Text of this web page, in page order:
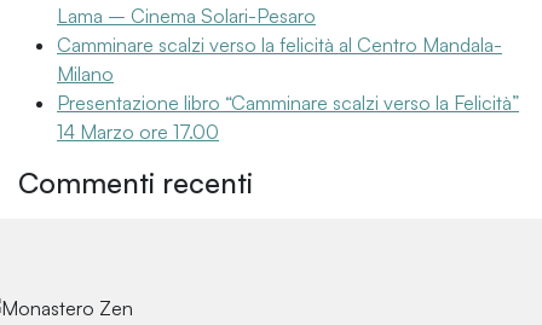
Lama – Cinema Solari-Pesaro
Camminare scalzi verso la felicità al Centro Mandala-
Milano
Presentazione libro “Camminare scalzi verso la Felicità”
14 Marzo ore 17.00
Commenti recenti